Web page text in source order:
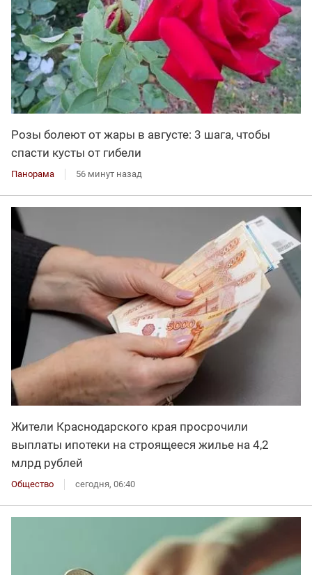
Розы болеют от жары в августе: 3 шага, чтобы
спасти кусты от гибели
Панорама 56 минут назад
Жители Краснодарского края просрочили
выплаты ипотеки на строящееся жилье на 4,2
млрд рублей
Общество сегодня, 06:40